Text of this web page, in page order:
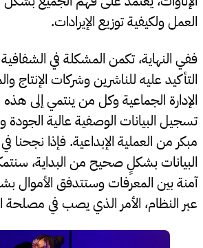
العمل ولكيفية توزيع الإيرادات.
ففي النهاية، تكمن المشكلة في
التأكيد عليه للناشرين وشركات الإنتاج
الإدارة الجماعية وكل من ينتمي إلى
تسجيل البيانات الوصفية عالية
مبكر من العملية الإبداعية. فإذا
البيانات بشكلٍ صحيح من البداية،
آمنة بين المعرفات وستتدفق الأموال
عبر النظام، الأمر الذي يصب في مصلحة